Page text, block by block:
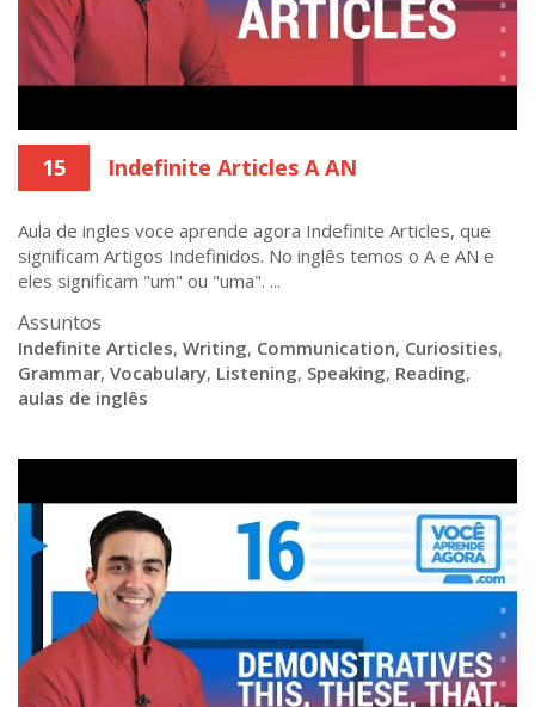
15 Indefinite Articles A AN
Aula de ingles voce aprende agora Indefinite Articles, que
significam Artigos Indefinidos. No inglês temos o A e AN e
eles significam "um" ou "uma". ...
Assuntos
Indefinite Articles, Writing, Communication, Curiosities,
Grammar, Vocabulary, Listening, Speaking, Reading,
aulas de inglês